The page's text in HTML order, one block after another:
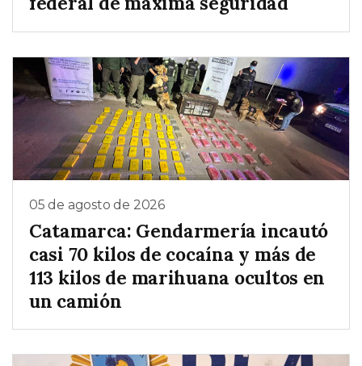
05 de agosto de 2026
Catamarca: Gendarmería incautó
casi 70 kilos de cocaína y más de
113 kilos de marihuana ocultos en
un camión